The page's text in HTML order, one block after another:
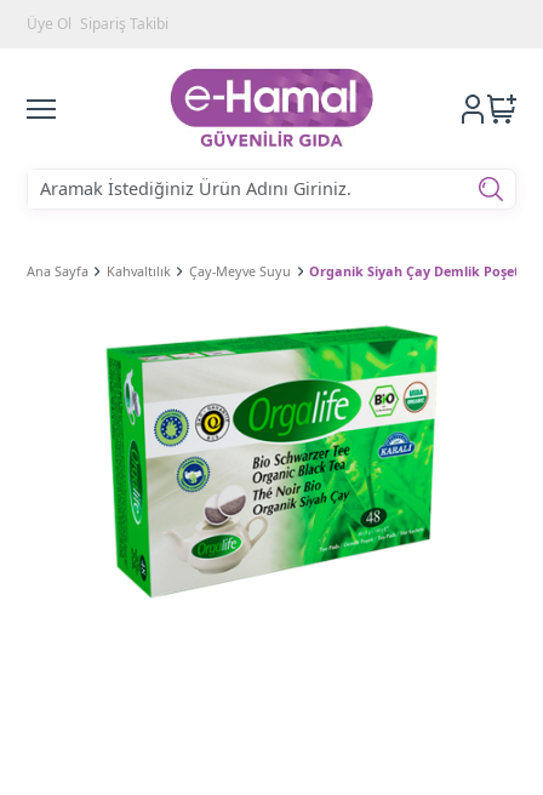
Üye Ol Sipariş Takibi
Ana Sayfa Kahvaltılık Çay-Meyve Suyu Organik Siyah Çay Demlik Poşeti